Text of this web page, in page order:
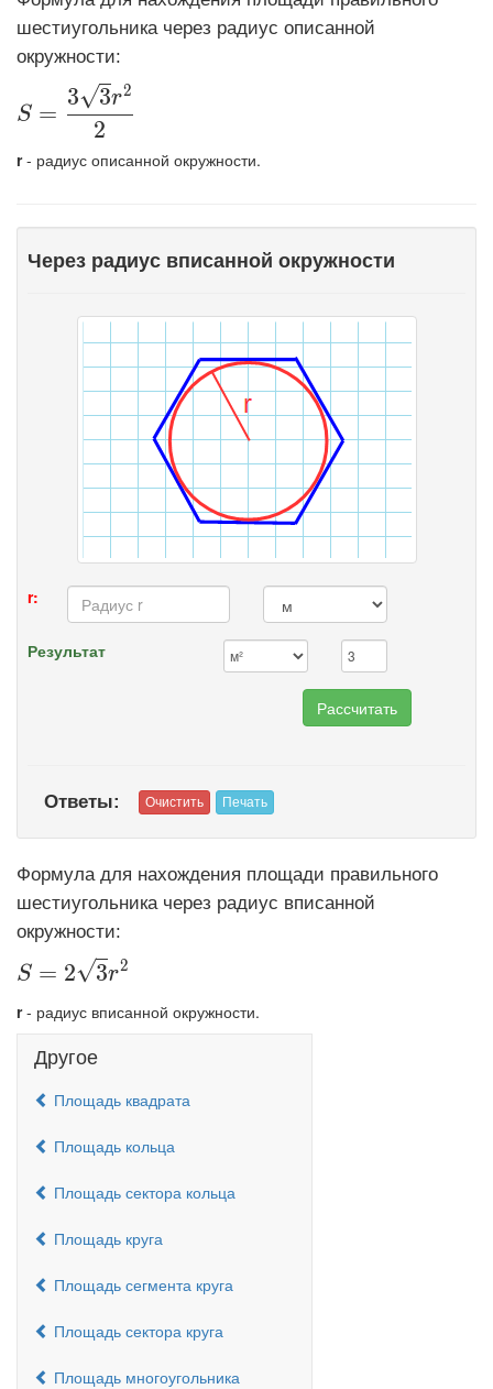
шестиугольника через радиус описанной
окружности:
\displaystyle S=\frac{3\sqrt3r^2}{2}
S =
2
3√3r2
r- радиус описанной окружности.
Через радиус вписанной окружности
r:
Результат
Ответы:
Формула для нахождения площади правильного
шестиугольника через радиус вписанной
окружности:
\displaystyle S=2\sqrt3r^2
S = 2√3r2
r- радиус вписанной окружности.
Другое
Площадь квадрата
Площадь кольца
Площадь сектора кольца
Площадь круга
Площадь сегмента круга
Площадь сектора круга
Площадь многоугольника